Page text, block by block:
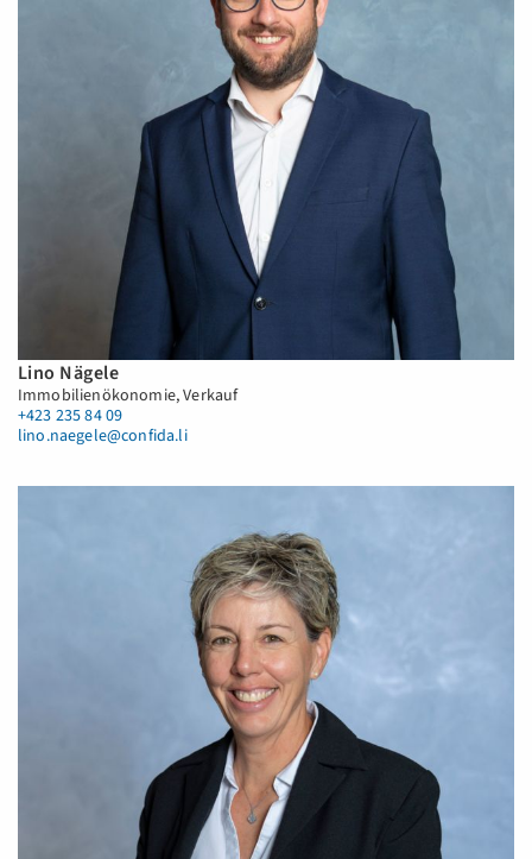
Lino Nägele
Immobilienökonomie, Verkauf
+423 235 84 09
lino.naegele@confida.li